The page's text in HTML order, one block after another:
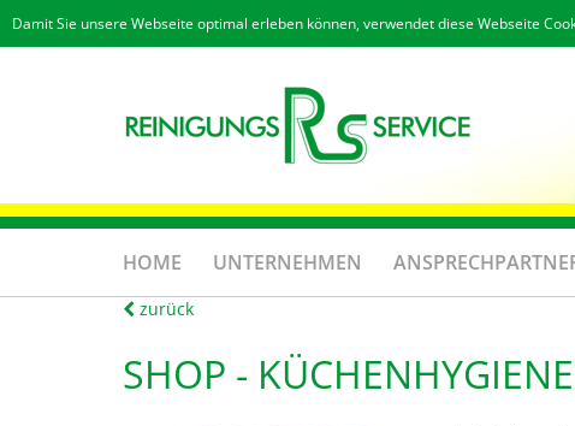
Damit Sie unsere Webseite optimal erleben können, verwendet diese Webseite
HOME UNTERNEHMEN
zurück
SHOP - KÜCHENHYGIENE